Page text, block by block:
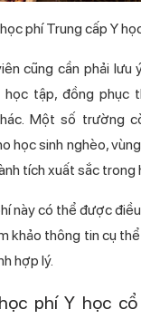
phí Trung cấp Y
cũng cần phải lưu
tập, đồng phục
Một số trường
học sinh nghèo,
tích xuất sắc trong
này có thể được
khảo thông tin cụ
hợp lý.
phí Y học